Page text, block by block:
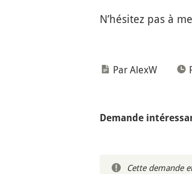
N’hésitez pas à
Par AlexW
Demande
Cette demande